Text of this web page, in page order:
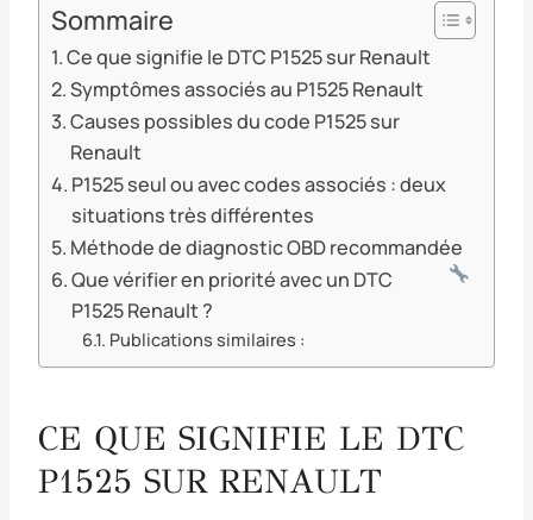
Sommaire
Ce que signifie le DTC P1525 sur Renault
Symptômes associés au P1525 Renault
Causes possibles du code P1525 sur
Renault
P1525 seul ou avec codes associés : deux
situations très différentes
Méthode de diagnostic OBD recommandée
Que vérifier en priorité avec un DTC
P1525 Renault ?
Publications similaires :
CE QUE SIGNIFIE LE DTC
P1525 SUR RENAULT